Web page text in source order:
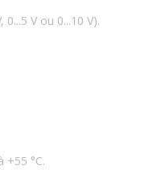
V ou 0...10 V).
°C.